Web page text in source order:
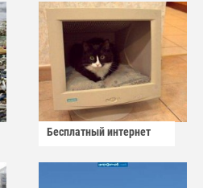
Бесплатный интернет